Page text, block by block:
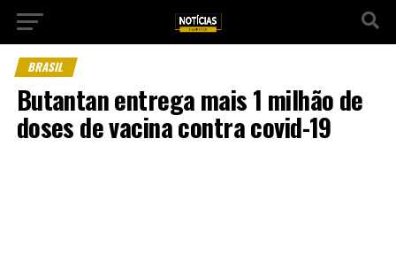
BRASIL
Butantan entrega mais 1 milhão de
doses de vacina contra covid-19